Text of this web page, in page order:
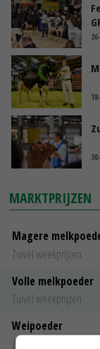
MARKTPRIJZEN
Magere
Zuivel weekprijzen
Volle melkpoeder
Zuivel weekprijzen
Weipoeder
Zuivel weekprijzen